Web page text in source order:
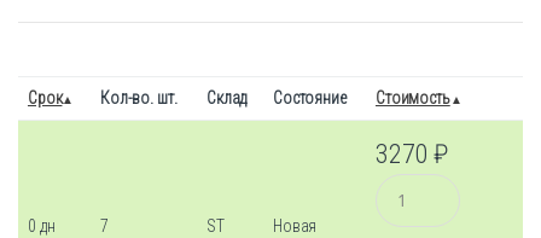
Срок Кол-во. шт. Склад Состояние Стоимость
0 дн 7 ST Новая
3270₽
Количество